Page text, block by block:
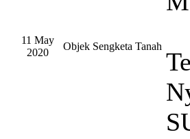
11 May
2020
Objek Sengketa Tanah